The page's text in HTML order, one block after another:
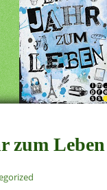
zum